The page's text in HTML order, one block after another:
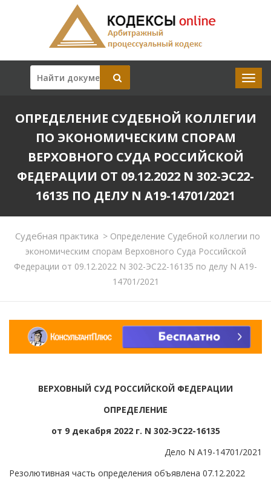
ОПРЕДЕЛЕНИЕ СУДЕБНОЙ КОЛЛЕГИИ
ПО ЭКОНОМИЧЕСКИМ СПОРАМ
ВЕРХОВНОГО СУДА РОССИЙСКОЙ
ФЕДЕРАЦИИ ОТ 09.12.2022 N 302-ЭС22-
16135 ПО ДЕЛУ N А19-14701/2021
Судебная практика > Определение Судебной коллегии по
экономическим спорам Верховного Суда Российской
Федерации от 09.12.2022 N 302-ЭС22-16135 по делу N А19-
14701/2021
ВЕРХОВНЫЙ СУД РОССИЙСКОЙ ФЕДЕРАЦИИ
ОПРЕДЕЛЕНИЕ
от 9 декабря 2022 г. N 302-ЭС22-16135
Дело N А19-14701/2021
Резолютивная часть определения объявлена 07.12.2022